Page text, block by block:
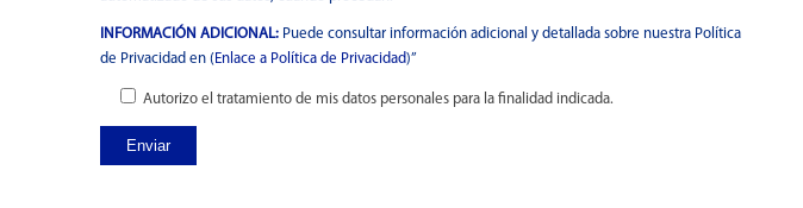
INFORMACIÓN ADICIONAL:Puede consultar información adicional y detallada sobre nuestra Política
de Privacidad en ( Enlace a Política de Privacidad)”
Autorizo el tratamiento de mis datos personales para la finalidad indicada.